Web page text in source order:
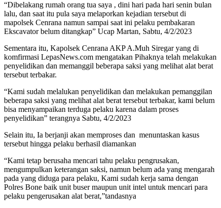
“Dibelakang rumah orang tua saya , dini hari pada hari senin bulan
lalu, dan saat itu pula saya melaporkan kejadian tersebut di
mapolsek Cenrana namun sampai saat ini pelaku pembakaran
Ekscavator belum ditangkap” Ucap Martan, Sabtu, 4/2/2023
Sementara itu, Kapolsek Cenrana AKP A.Muh Siregar yang di
komfirmasi LepasNews.com mengatakan Pihaknya telah melakukan
penyelidikan dan memanggil beberapa saksi yang melihat alat berat
tersebut terbakar.
“Kami sudah melalukan penyelidikan dan melakukan pemanggilan
beberapa saksi yang melihat alat berat tersebut terbakar, kami belum
bisa menyampaikan terduga pelaku karena dalam proses
penyelidikan” terangnya Sabtu, 4/2/2023
Selain itu, Ia berjanji akan memproses dan menuntaskan kasus
tersebut hingga pelaku berhasil diamankan
“Kami tetap berusaha mencari tahu pelaku pengrusakan,
mengumpulkan keterangan saksi, namun belum ada yang mengarah
pada yang diduga para pelaku, Kami sudah kerja sama dengan
Polres Bone baik unit buser maupun unit intel untuk mencari para
pelaku pengerusakan alat berat,”tandasnya